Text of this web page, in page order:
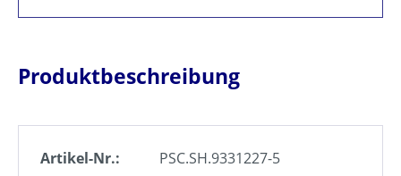
Produktbeschreibung
Artikel-Nr.:
PSC.SH.9331227-5